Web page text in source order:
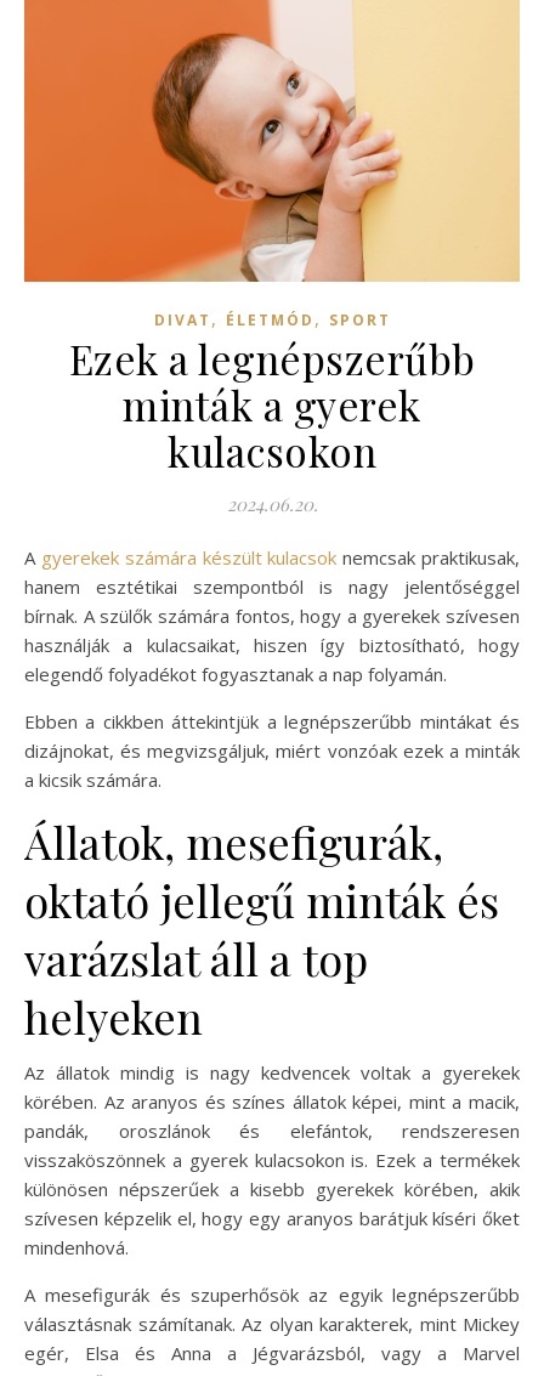
DIVAT , ÉLETMÓD , SPORT
Ezek a legnépszerűbb
minták a gyerek
kulacsokon
2024.06.20.
gyerekek számára készült kulacsok nemcsak praktikusak,
hanem esztétikai szempontból is nagy jelentőséggel
bírnak. A szülők számára fontos, hogy a gyerekek szívesen
használják a kulacsaikat, hiszen így biztosítható, hogy
elegendő folyadékot fogyasztanak a nap folyamán.
Ebben a cikkben áttekintjük a legnépszerűbb mintákat és
dizájnokat, és megvizsgáljuk, miért vonzóak ezek a minták
a kicsik számára.
Állatok, mesefigurák,
oktató jellegű minták és
varázslat áll a top
helyeken
Az állatok mindig is nagy kedvencek voltak a gyerekek
körében. Az aranyos és színes állatok képei, mint a macik,
pandák, oroszlánok és elefántok, rendszeresen
visszaköszönnek a gyerek kulacsokon is. Ezek a termékek
különösen népszerűek a kisebb gyerekek körében, akik
szívesen képzelik el, hogy egy aranyos barátjuk kíséri őket
mindenhová.
A mesefigurák és szuperhősök az egyik legnépszerűbb
választásnak számítanak. Az olyan karakterek, mint Mickey
egér, Elsa és Anna a Jégvarázsból, vagy a Marvel